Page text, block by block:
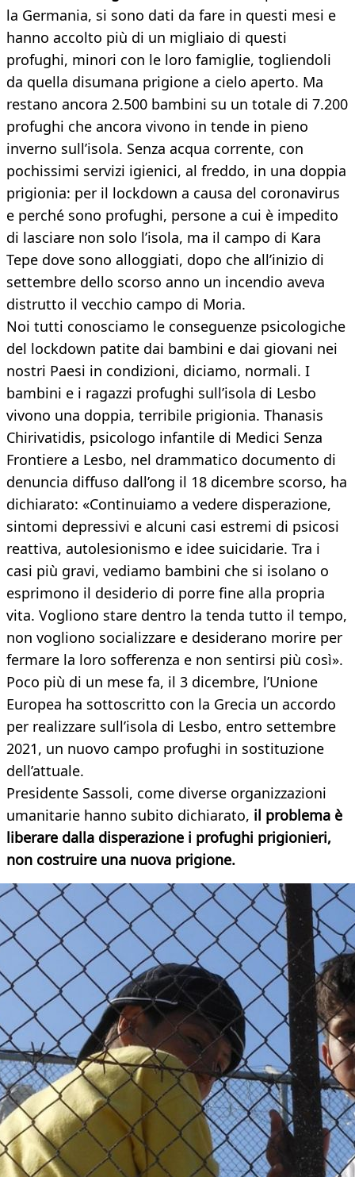
la Germania, si sono dati da fare in questi mesi e
hanno accolto più di un migliaio di questi
profughi, minori con le loro famiglie, togliendoli
da quella disumana prigione a cielo aperto. Ma
restano ancora 2.500 bambini su un totale di 7.200
profughi che ancora vivono in tende in pieno
inverno sull’isola. Senza acqua corrente, con
pochissimi servizi igienici, al freddo, in una doppia
prigionia: per il lockdown a causa del coronavirus
e perché sono profughi, persone a cui è impedito
di lasciare non solo l’isola, ma il campo di Kara
Tepe dove sono alloggiati, dopo che all’inizio di
settembre dello scorso anno un incendio aveva
distrutto il vecchio campo di Moria.
Noi tutti conosciamo le conseguenze psicologiche
del lockdown patite dai bambini e dai giovani nei
nostri Paesi in condizioni, diciamo, normali. I
bambini e i ragazzi profughi sull’isola di Lesbo
vivono una doppia, terribile prigionia. Thanasis
Chirivatidis, psicologo infantile di Medici Senza
Frontiere a Lesbo, nel drammatico documento di
denuncia diffuso dall’ong il 18 dicembre scorso, ha
dichiarato: «Continuiamo a vedere disperazione,
sintomi depressivi e alcuni casi estremi di psicosi
reattiva, autolesionismo e idee suicidarie. Tra i
casi più gravi, vediamo bambini che si isolano o
esprimono il desiderio di porre fine alla propria
vita. Vogliono stare dentro la tenda tutto il tempo,
non vogliono socializzare e desiderano morire per
fermare la loro sofferenza e non sentirsi più così».
Poco più di un mese fa, il 3 dicembre, l’Unione
Europea ha sottoscritto con la Grecia un accordo
per realizzare sull’isola di Lesbo, entro settembre
2021, un nuovo campo profughi in sostituzione
dell’attuale.
Presidente Sassoli, come diverse organizzazioni
umanitarie hanno subito dichiarato, il problema è
liberare dalla disperazione i profughi prigionieri,
non costruire una nuova prigione.